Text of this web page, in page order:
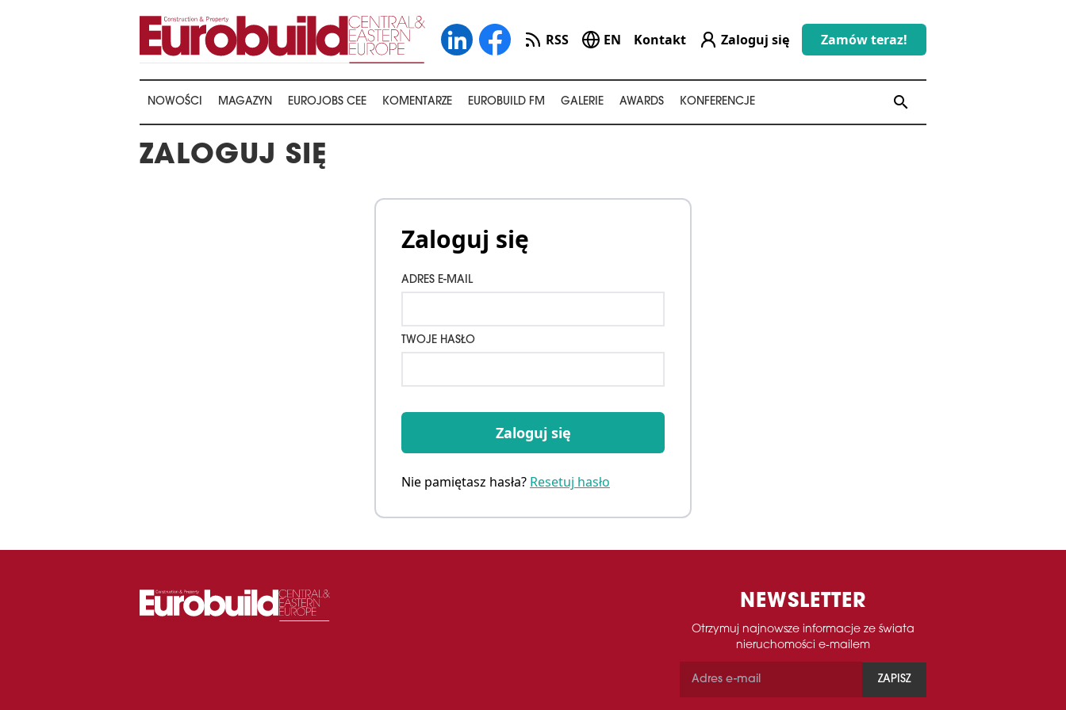
RSS EN Kontakt Zaloguj się Zamów teraz!
NOWOŚCI MAGAZYN EUROJOBS CEE KOMENTARZE EUROBUILD FM GALERIE AWARDS KONFERENCJE search
ZALOGUJ SIĘ
Zaloguj się
ADRES E-MAIL
TWOJE HASŁO
Zaloguj się
Nie pamiętasz hasła? Resetuj hasło
NEWSLETTER
Otrzymuj najnowsze informacje ze świata
nieruchomości e-mailem
ZAPISZ